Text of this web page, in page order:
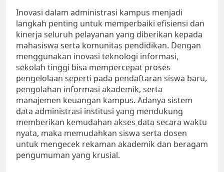
Inovasi dalam administrasi kampus menjadi
langkah penting untuk memperbaiki efisiensi dan
kinerja seluruh pelayanan yang diberikan kepada
mahasiswa serta komunitas pendidikan. Dengan
menggunakan inovasi teknologi informasi,
sekolah tinggi bisa mempercepat proses
pengelolaan seperti pada pendaftaran siswa baru,
pengolahan informasi akademik, serta
manajemen keuangan kampus. Adanya sistem
data administrasi institusi yang mendukung
memberikan kemudahan akses data secara waktu
nyata, maka memudahkan siswa serta dosen
untuk mengecek rekaman akademik dan beragam
pengumuman yang krusial.